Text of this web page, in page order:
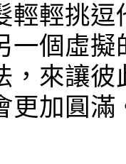
輕輕挑
一個虛
，來讓彼
更加圓滿